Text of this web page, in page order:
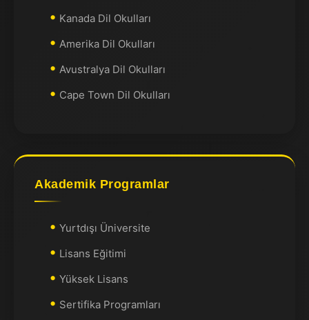
Kanada Dil Okulları
Amerika Dil Okulları
Avustralya Dil Okulları
Cape Town Dil Okulları
Akademik Programlar
Yurtdışı Üniversite
Lisans Eğitimi
Yüksek Lisans
Sertifika Programları